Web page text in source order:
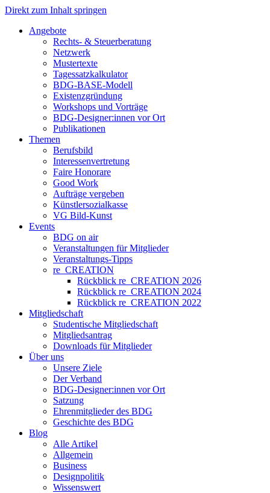
Direkt zum Inhalt springen
Angebote
Rechts- & Steuerberatung
Netzwerk
Mustertexte
Tagessatzkalkulator
BDG-BASE-Modell
Existenzgründung
Workshops und Vorträge
BDG-Designer:innen vor Ort
Publikationen
Themen
Berufsbild
Interessenvertretung
Faire Honorare
Good Work
Aufträge vergeben
Künstlersozialkasse
VG Bild-Kunst
Events
BDG on air
Veranstaltungen für Mitglieder
Veranstaltungs-Tipps
re_CREATION
Rückblick re_CREATION 2026
Rückblick re_CREATION 2024
Rückblick re_CREATION 2022
Mitgliedschaft
Studentische Mitgliedschaft
Mitgliedsantrag
Downloads für Mitglieder
Über uns
Unsere Ziele
Der Verband
BDG-Designer:innen vor Ort
Satzung
Ehrenmitglieder des BDG
Geschichte des BDG
Blog
Alle Artikel
Allgemein
Business
Designpolitik
Wissenswert